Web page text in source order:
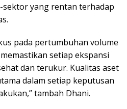
yang rentan terhadap
pada pertumbuhan volume
setiap ekspansi
dan terukur. Kualitas aset
dalam setiap keputusan
tambah Dhani.